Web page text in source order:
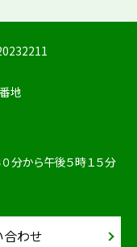
地
分から午後５時１５分
合わせ